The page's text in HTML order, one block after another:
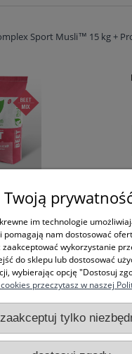
Sport Musli™ 15 kg +
Pomoc
Moje konto
Twoją
im technologie
pomagają nam dostosować
wykorzystanie
do sklepu lub dostosować
wybierając opcję "Dostosuj
przeczytasz w naszej
zaakceptuj tylko